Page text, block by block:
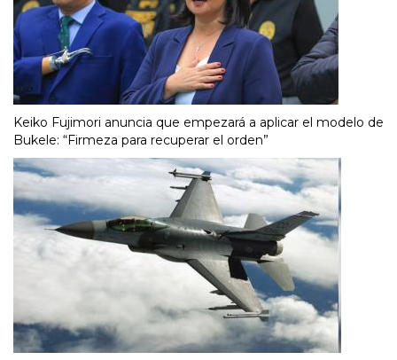
Keiko Fujimori anuncia que empezará a aplicar el modelo de
Bukele: “Firmeza para recuperar el orden”